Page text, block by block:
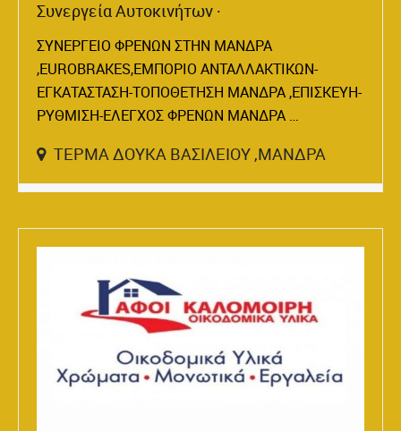
Συνεργεία Αυτοκινήτων
ΣΥΝΕΡΓΕΙΟ ΦΡΕΝΩΝ ΣΤΗΝ ΜΑΝΔΡΑ
,EUROBRAKES,ΕΜΠΟΡΙΟ ΑΝΤΑΛΛΑΚΤΙΚΩΝ-
ΕΓΚΑΤΑΣΤΑΣΗ-ΤΟΠΟΘΕΤΗΣΗ ΜΑΝΔΡΑ ,ΕΠΙΣΚΕΥΗ-
ΡΥΘΜΙΣΗ-ΕΛΕΓΧΟΣ ΦΡΕΝΩΝ ΜΑΝΔΡΑ …
ΤΕΡΜΑ ΔΟΥΚΑ ΒΑΣΙΛΕΙΟΥ ,ΜΑΝΔΡΑ